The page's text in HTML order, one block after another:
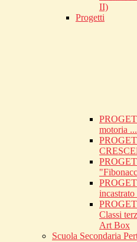
II)
Progetti
motoria
Classi
Art Box
Scuola Secondaria